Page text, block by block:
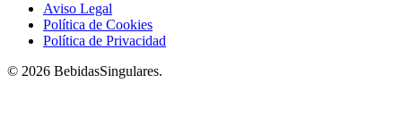
Aviso Legal
Política de Cookies
Política de Privacidad
© 2026 BebidasSingulares.